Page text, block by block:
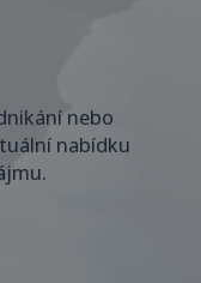
nebo
nabídku